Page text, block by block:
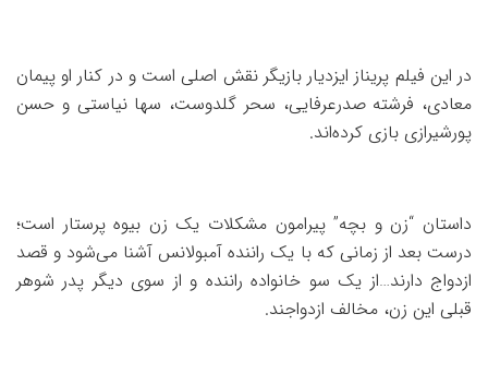
در این فیلم پریناز ایزدیار بازیگر نقش اصلی است و در کنار او پیمان
معادی، فرشته صدرعرفایی، سحر گلدوست، سها نیاستی و حسن
پورشیرازی بازی کرده‌اند.
داستان “زن و بچه” پیرامون مشکلات یک زن بیوه پرستار است؛
درست بعد از زمانی که با یک راننده آمبولانس آشنا می‌شود و قصد
ازدواج دارند…از یک سو خانواده راننده و از سوی دیگر پدر شوهر
قبلی این زن، مخالف ازدواجند.